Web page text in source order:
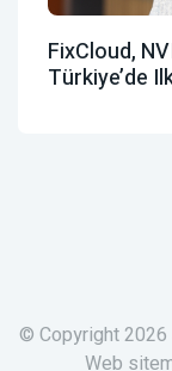
FixCloud,
Türkiye’de
© Copyright 2026
Web